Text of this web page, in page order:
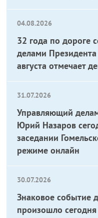
04.08.2026
32 года по дороге
делами
августа отмечает
31.07.2026
Управляющий
Юрий Назаров
заседании
режиме онлайн
30.07.2026
Знаковое событие
произошло